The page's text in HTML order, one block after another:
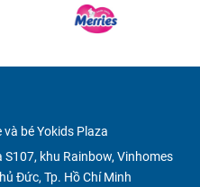
bé Yokids Plaza
khu Rainbow, Vinhomes
Đức, Tp. Hồ Chí Minh